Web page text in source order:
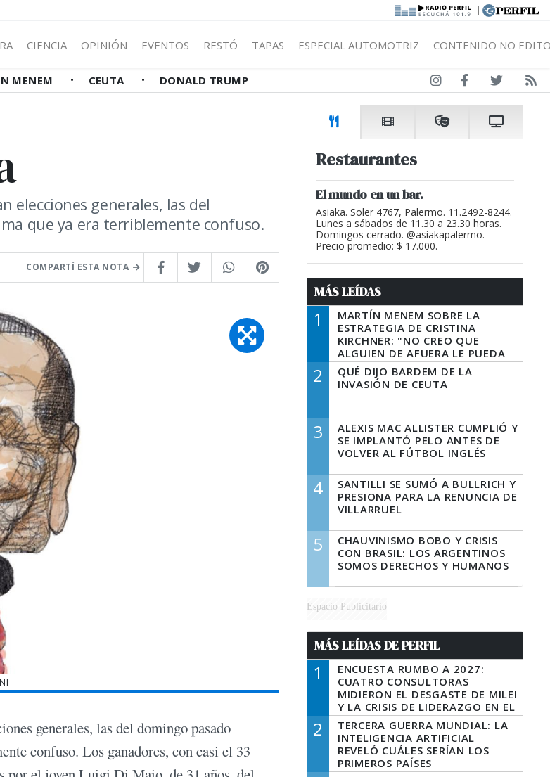
|
CIENCIA OPINIÓN EVENTOS RESTÓ TAPAS ESPECIAL AUTOMOTRIZ CONTENIDO NO
MENEM CEUTA DONALD TRUMP
elecciones generales, las del
que ya era terriblemente confuso.
COMPARTÍ ESTA NOTA
generales, las del domingo pasado
confuso. Los ganadores, con casi el 33
Restaurantes
El mundo en un bar.
Asiaka. Soler 4767, Palermo. 11.2492-8244.
Lunes a sábados de 11.30 a 23.30 horas.
Domingos cerrado. @asiakapalermo.
Precio promedio: $ 17.000.
MÁS LEÍDAS
1
MARTÍN MENEM SOBRE LA
ESTRATEGIA DE CRISTINA
KIRCHNER: "NO CREO QUE
ALGUIEN DE AFUERA LE PUEDA
DECIR A LA JUSTICIA LO QUE
TIENE QUE HACER"
2
QUÉ DIJO BARDEM DE LA
INVASIÓN DE CEUTA
3
ALEXIS MAC ALLISTER CUMPLIÓ Y
SE IMPLANTÓ PELO ANTES DE
VOLVER AL FÚTBOL INGLÉS
4
SANTILLI SE SUMÓ A BULLRICH Y
PRESIONA PARA LA RENUNCIA DE
VILLARRUEL
5
CHAUVINISMO BOBO Y CRISIS
CON BRASIL: LOS ARGENTINOS
SOMOS DERECHOS Y HUMANOS
Espacio Publicitario
MÁS LEÍDAS DE PERFIL
1
ENCUESTA RUMBO A 2027:
CUATRO CONSULTORAS
MIDIERON EL DESGASTE DE MILEI
Y LA CRISIS DE LIDERAZGO EN EL
PERONISMO
2
TERCERA GUERRA MUNDIAL: LA
INTELIGENCIA ARTIFICIAL
REVELÓ CUÁLES SERÍAN LOS
PRIMEROS PAÍSES